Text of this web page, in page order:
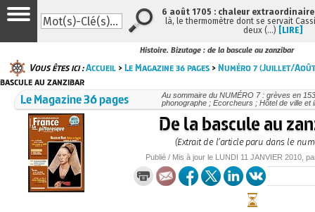
Histoire. Bizutage : de la bascule au zanzibar
Vous êtes ici :Accueil >Le Magazine 36 pages >Numéro 7 (Juillet/
bascule au zanzibar
Le Magazine 36 pages
Au sommaire du NUMÉRO 7 : grèves en
phonographe ; Ecorcheurs ; Hôtel de ville et
De la bascule au
(Extrait de l’article paru dans le
Publié / Mis à jour le LUNDI 11 JANVIER 2010 ,
6 août 1705 : chaleur
là, le thermomètre dont se servait
deux (…) [LIRE]